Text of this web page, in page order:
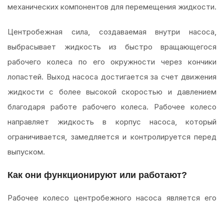
механических компонентов для перемещения жидкости.
Центробежная сила, создаваемая внутри насоса,
выбрасывает жидкость из быстро вращающегося
рабочего колеса по его окружности через кончики
лопастей. Выход насоса достигается за счет движения
жидкости с более высокой скоростью и давлением
благодаря работе рабочего колеса. Рабочее колесо
направляет жидкость в корпус насоса, который
ограничивается, замедляется и контролируется перед
выпуском.
Как они функционируют или работают?
Рабочее колесо центробежного насоса является его